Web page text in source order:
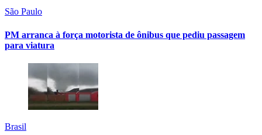
São Paulo
PM arranca à força motorista de ônibus que pediu passagem
para viatura
Brasil